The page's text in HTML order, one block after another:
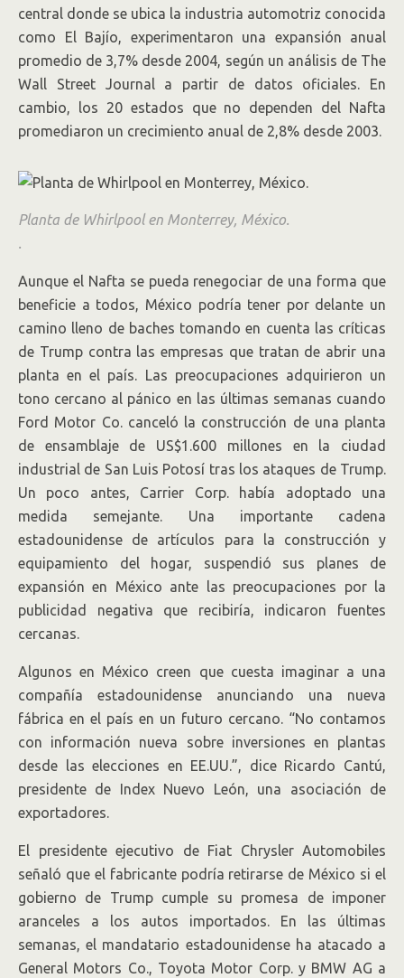
central donde se ubica la industria automotriz conocida
como El Bajío, experimentaron una expansión anual
promedio de 3,7% desde 2004, según un análisis de The
Wall Street Journal a partir de datos oficiales. En
cambio, los 20 estados que no dependen del Nafta
promediaron un crecimiento anual de 2,8% desde 2003.
Planta de Whirlpool en Monterrey, México.
.
Aunque el Nafta se pueda renegociar de una forma que
beneficie a todos, México podría tener por delante un
camino lleno de baches tomando en cuenta las críticas
de Trump contra las empresas que tratan de abrir una
planta en el país. Las preocupaciones adquirieron un
tono cercano al pánico en las últimas semanas cuando
Ford Motor Co. canceló la construcción de una planta
de ensamblaje de US$1.600 millones en la ciudad
industrial de San Luis Potosí tras los ataques de Trump.
Un poco antes, Carrier Corp. había adoptado una
medida semejante. Una importante cadena
estadounidense de artículos para la construcción y
equipamiento del hogar, suspendió sus planes de
expansión en México ante las preocupaciones por la
publicidad negativa que recibiría, indicaron fuentes
cercanas.
Algunos en México creen que cuesta imaginar a una
compañía estadounidense anunciando una nueva
fábrica en el país en un futuro cercano. “No contamos
con información nueva sobre inversiones en plantas
desde las elecciones en EE.UU.”, dice Ricardo Cantú,
presidente de Index Nuevo León, una asociación de
exportadores.
El presidente ejecutivo de Fiat Chrysler Automobiles
señaló que el fabricante podría retirarse de México si el
gobierno de Trump cumple su promesa de imponer
aranceles a los autos importados. En las últimas
semanas, el mandatario estadounidense ha atacado a
General Motors Co., Toyota Motor Corp. y BMW AG a